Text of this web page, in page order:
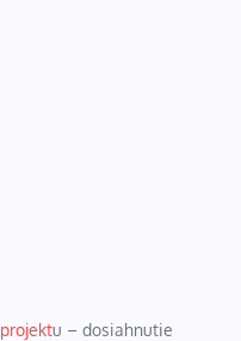
projektu – dosiahnutie